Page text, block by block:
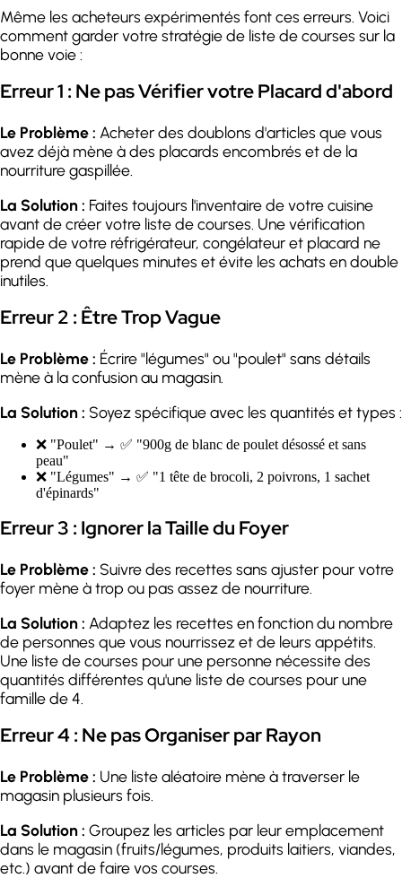
Même les acheteurs expérimentés font ces erreurs. Voici
comment garder votre stratégie de liste de courses sur la
bonne voie :
Erreur 1 : Ne pas Vérifier votre Placard d'abord
Le Problème : Acheter des doublons d'articles que vous
avez déjà mène à des placards encombrés et de la
nourriture gaspillée.
La Solution : Faites toujours l'inventaire de votre cuisine
avant de créer votre liste de courses. Une vérification
rapide de votre réfrigérateur, congélateur et placard ne
prend que quelques minutes et évite les achats en double
inutiles.
Erreur 2 : Être Trop Vague
Le Problème : Écrire "légumes" ou "poulet" sans détails
mène à la confusion au magasin.
La Solution : Soyez spécifique avec les quantités et types :
❌ "Poulet" → ✅ "900g de blanc de poulet désossé et sans
peau"
❌ "Légumes" → ✅ "1 tête de brocoli, 2 poivrons, 1 sachet
d'épinards"
Erreur 3 : Ignorer la Taille du Foyer
Le Problème : Suivre des recettes sans ajuster pour votre
foyer mène à trop ou pas assez de nourriture.
La Solution : Adaptez les recettes en fonction du nombre
de personnes que vous nourrissez et de leurs appétits.
Une liste de courses pour une personne nécessite des
quantités différentes qu'une liste de courses pour une
famille de 4.
Erreur 4 : Ne pas Organiser par Rayon
Le Problème : Une liste aléatoire mène à traverser le
magasin plusieurs fois.
La Solution : Groupez les articles par leur emplacement
dans le magasin (fruits/légumes, produits laitiers, viandes,
etc.) avant de faire vos courses.